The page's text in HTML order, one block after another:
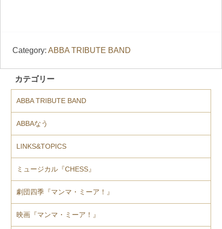
Category: ABBA TRIBUTE BAND
カテゴリー
ABBA TRIBUTE BAND
ABBAなう
LINKS&TOPICS
ミュージカル『CHESS』
劇団四季『マンマ・ミーア！』
映画『マンマ・ミーア！』